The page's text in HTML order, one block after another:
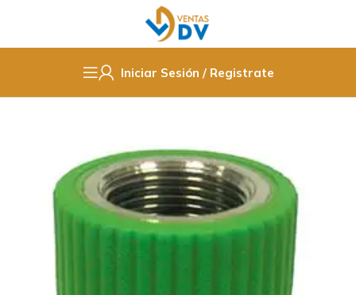
Iniciar Sesión / Registrate
Fittings PPR / Cobre / PVC PPR